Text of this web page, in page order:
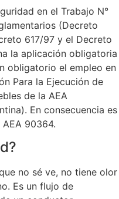
en el Trabajo N°
(Decreto
617/97 y el Decreto
la aplicación obligatoria
obligatorio el empleo en
Para la Ejecución de
de la AEA
En consecuencia es
90364.
no sé ve, no tiene olor
Es un flujo de